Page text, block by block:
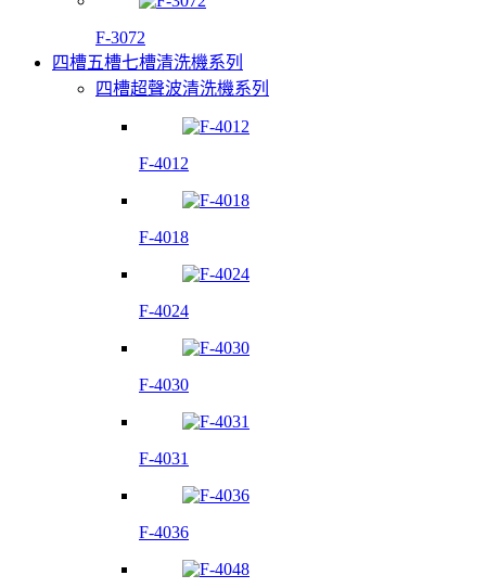
F-3072
四槽五槽七槽清洗機系列
四槽超聲波清洗機系列
F-4012
F-4018
F-4024
F-4030
F-4031
F-4036